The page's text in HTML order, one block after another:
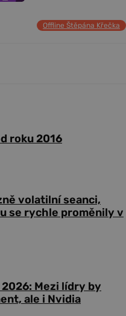
Offline Štěpána Křečka
roku 2016
volatilní seanci,
se rychle proměnily v
Mezi lídry by
ale i Nvidia